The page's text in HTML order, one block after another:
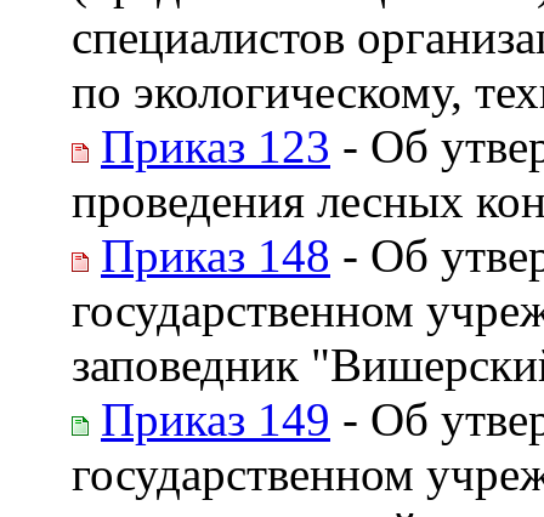
специалистов
по экологическому,
Приказ 123 - Об
проведения лесных
Приказ 148 - Об
государственном
заповедник
Приказ 149 - Об
государственном